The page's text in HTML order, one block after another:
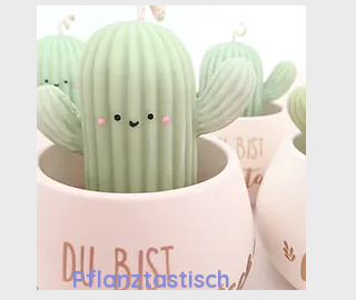
Pflanztastisch